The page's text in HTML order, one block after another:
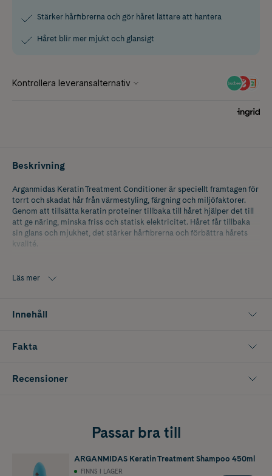
Stärker hårfibrerna och gör håret lättare att hantera
Håret blir mer mjukt och glansigt
Beskrivning
Arganmidas Keratin Treatment Conditioner är speciellt framtagen för
torrt och skadat hår från värmestyling, färgning och miljöfaktorer.
Genom att tillsätta keratin proteiner tillbaka till håret hjälper det till
att ge näring, minska friss och statisk elektricitet. Håret får tillbaka
sin glans och mjukhet, det stärker hårfibrerna och förbättra hårets
kvalité.
Läs mer
Innehåll
Fakta
Recensioner
Passar bra till
ARGANMIDAS Keratin Treatment Shampoo 450ml
FINNS I LAGER